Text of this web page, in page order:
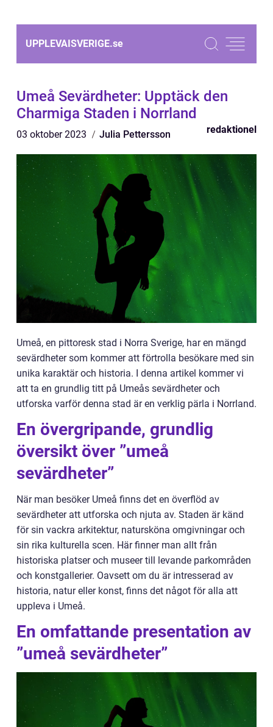
UPPLEVAISVERIGE.se
Umeå Sevärdheter: Upptäck den
Charmiga Staden i Norrland
03 oktober 2023 Julia Pettersson redaktionel
Umeå, en pittoresk stad i Norra Sverige, har en mängd
sevärdheter som kommer att förtrolla besökare med sin
unika karaktär och historia. I denna artikel kommer vi
att ta en grundlig titt på Umeås sevärdheter och
utforska varför denna stad är en verklig pärla i Norrland.
En övergripande, grundlig
översikt över ”umeå
sevärdheter”
När man besöker Umeå finns det en överflöd av
sevärdheter att utforska och njuta av. Staden är känd
för sin vackra arkitektur, natursköna omgivningar och
sin rika kulturella scen. Här finner man allt från
historiska platser och museer till levande parkområden
och konstgallerier. Oavsett om du är intresserad av
historia, natur eller konst, finns det något för alla att
uppleva i Umeå.
En omfattande presentation av
”umeå sevärdheter”